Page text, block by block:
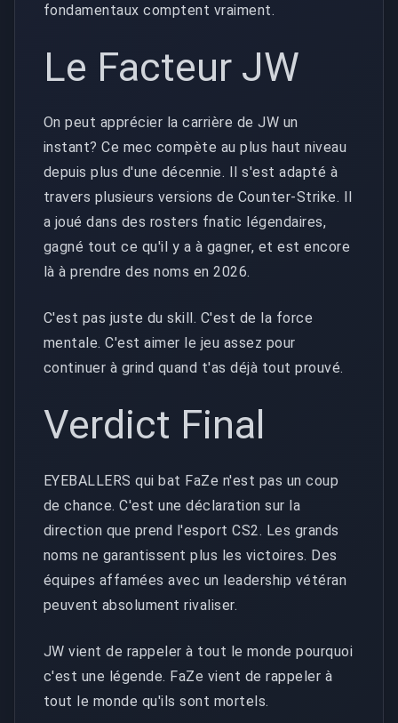
fondamentaux comptent vraiment.
Le Facteur JW
On peut apprécier la carrière de JW un
instant? Ce mec compète au plus haut niveau
depuis plus d'une décennie. Il s'est adapté à
travers plusieurs versions de Counter-Strike. Il
a joué dans des rosters fnatic légendaires,
gagné tout ce qu'il y a à gagner, et est encore
là à prendre des noms en 2026.
C'est pas juste du skill. C'est de la force
mentale. C'est aimer le jeu assez pour
continuer à grind quand t'as déjà tout prouvé.
Verdict Final
EYEBALLERS qui bat FaZe n'est pas un coup
de chance. C'est une déclaration sur la
direction que prend l'esport CS2. Les grands
noms ne garantissent plus les victoires. Des
équipes affamées avec un leadership vétéran
peuvent absolument rivaliser.
JW vient de rappeler à tout le monde pourquoi
c'est une légende. FaZe vient de rappeler à
tout le monde qu'ils sont mortels.